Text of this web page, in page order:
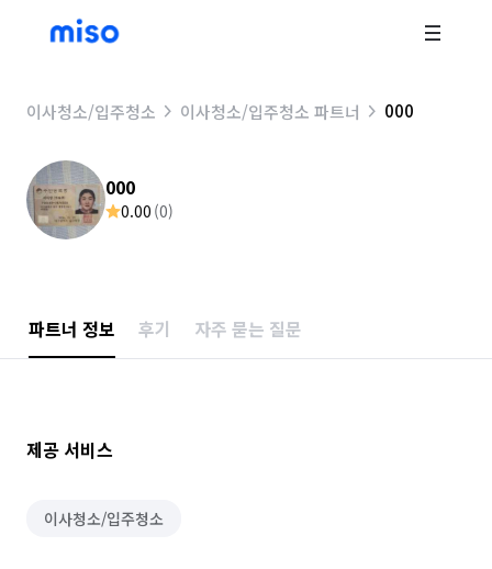
이사청소/입주청소 이사청소/입주청소 파트너 000
000
0.00 (0)
파트너 정보 후기 자주 묻는 질문
제공 서비스
이사청소/입주청소